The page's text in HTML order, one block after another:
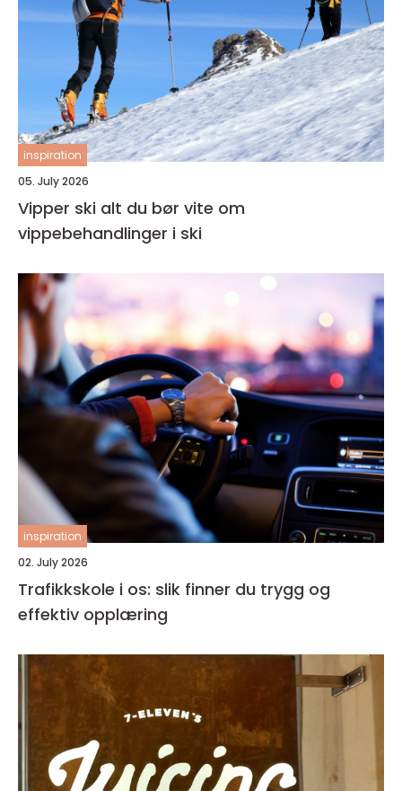
inspiration
05. July 2026
Vipper ski alt du bør vite om
vippebehandlinger i ski
inspiration
02. July 2026
Trafikkskole i os: slik finner du trygg og
effektiv opplæring